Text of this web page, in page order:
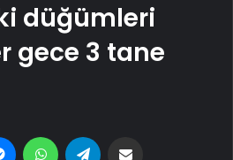
düğümleri
gece 3 tane
MessengerWhatsApp